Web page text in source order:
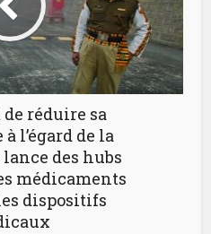
réduire sa
l’égard de la
des hubs
médicaments
dispositifs